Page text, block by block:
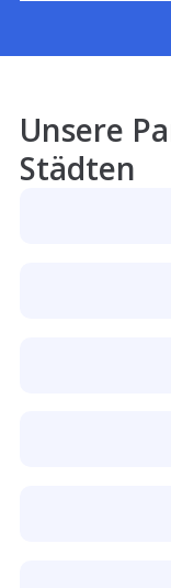
Unsere
Städten